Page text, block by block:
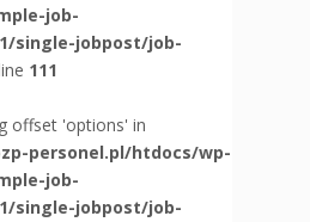
job-
single-jobpost/job-
111
offset 'options' in
personel.pl/htdocs/wp-
job-
single-jobpost/job-